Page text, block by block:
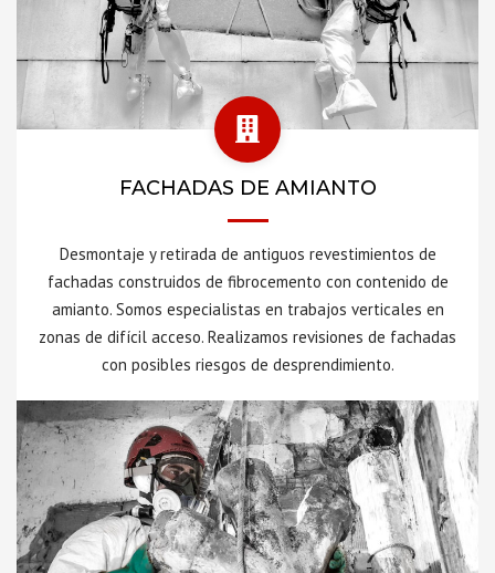
FACHADAS DE AMIANTO
Desmontaje y retirada de antiguos revestimientos de
fachadas construidos de fibrocemento con contenido de
amianto. Somos especialistas en trabajos verticales en
zonas de difícil acceso. Realizamos revisiones de fachadas
con posibles riesgos de desprendimiento.